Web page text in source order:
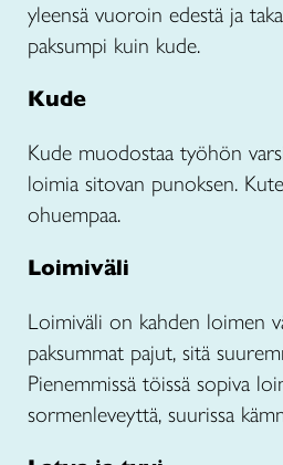
yleensä vuoroin edestä ja
paksumpi kuin kude.
Kude
Kude muodostaa työhön
loimia sitovan punoksen.
ohuempaa.
Loimiväli
Loimiväli on kahden loimen
paksummat pajut, sitä
Pienemmissä töissä sopiva
sormenleveyttä, suurissa